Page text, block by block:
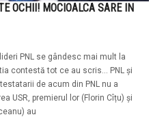
OCHII! MOCIOALCA SARE IN
PNL se gândesc mai mult la
contestă tot ce au scris... PNL și
de acum din PNL nu a
USR, premierul lor (Florin Cîțu) și
au